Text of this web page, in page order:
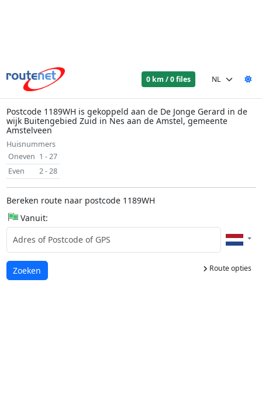
0 km / 0 files
Postcode 1189WH is gekoppeld aan de De Jonge Gerard in de
wijk Buitengebied Zuid in Nes aan de Amstel, gemeente
Amstelveen
Huisnummers
Oneven 1 - 27
Even
2 - 28
Bereken route naar postcode 1189WH
Vanuit:
Route opties
Laden...
Zoeken